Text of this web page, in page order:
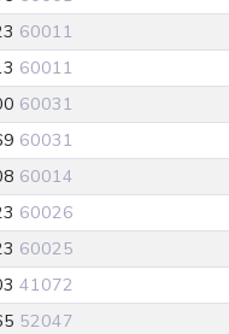
60011
60011
60031
60031
60014
60026
60025
41072
52047